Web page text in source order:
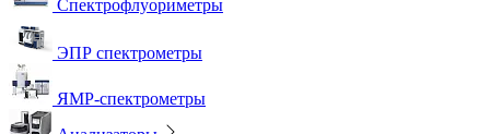
Спектрофлуориметры
ЭПР спектрометры
ЯМР-спектрометры